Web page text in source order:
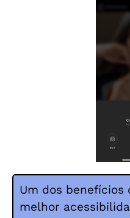
Um dos benefícios
melhor